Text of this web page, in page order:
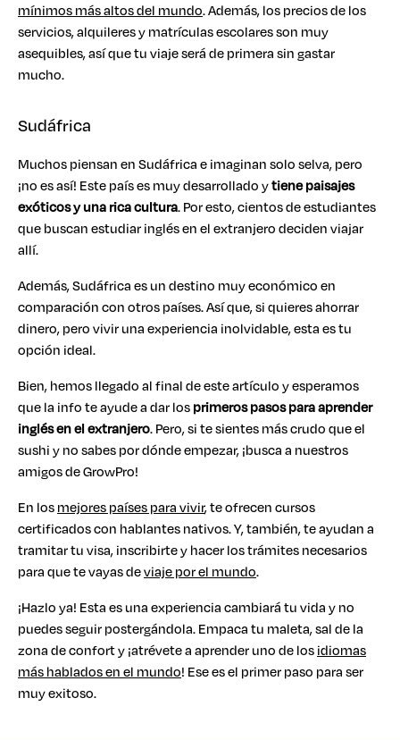
mínimos más altos del mundo. Además, los precios de los
servicios, alquileres y matrículas escolares son muy
asequibles, así que tu viaje será de primera sin gastar
mucho.
Sudáfrica
Muchos piensan en Sudáfrica e imaginan solo selva, pero
¡no es así! Este país es muy desarrollado ytiene paisajes
exóticos y una rica cultura. Por esto, cientos de estudiantes
que buscan estudiar inglés en el extranjero deciden viajar
allí.
Además, Sudáfrica es un destino muy económico en
comparación con otros países. Así que, si quieres ahorrar
dinero, pero vivir una experiencia inolvidable, esta es tu
opción ideal.
Bien, hemos llegado al final de este artículo y esperamos
que la info te ayude a dar losprimeros pasos para aprender
inglés en el extranjero. Pero, si te sientes más crudo que el
sushi y no sabes por dónde empezar, ¡busca a nuestros
amigos de GrowPro!
En losmejores países para vivir, te ofrecen cursos
certificados con hablantes nativos. Y, también, te ayudan a
tramitar tu visa, inscribirte y hacer los trámites necesarios
para que te vayas deviaje por el mundo.
¡Hazlo ya! Esta es una experiencia cambiará tu vida y no
puedes seguir postergándola. Empaca tu maleta, sal de la
zona de confort y ¡atrévete a aprender uno de losidiomas
más hablados en el mundo! Ese es el primer paso para ser
muy exitoso.